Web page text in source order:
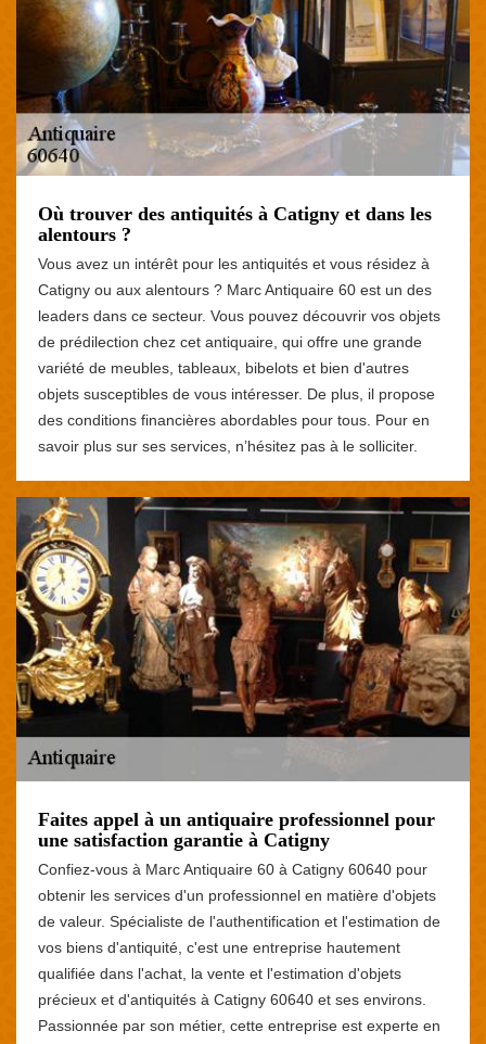
Où trouver des antiquités à Catigny et dans les
alentours ?
Vous avez un intérêt pour les antiquités et vous résidez à
Catigny ou aux alentours ? Marc Antiquaire 60 est un des
leaders dans ce secteur. Vous pouvez découvrir vos objets
de prédilection chez cet antiquaire, qui offre une grande
variété de meubles, tableaux, bibelots et bien d'autres
objets susceptibles de vous intéresser. De plus, il propose
des conditions financières abordables pour tous. Pour en
savoir plus sur ses services, n’hésitez pas à le solliciter.
Faites appel à un antiquaire professionnel pour
une satisfaction garantie à Catigny
Confiez-vous à Marc Antiquaire 60 à Catigny 60640 pour
obtenir les services d'un professionnel en matière d'objets
de valeur. Spécialiste de l'authentification et l'estimation de
vos biens d'antiquité, c'est une entreprise hautement
qualifiée dans l'achat, la vente et l'estimation d'objets
précieux et d'antiquités à Catigny 60640 et ses environs.
Passionnée par son métier, cette entreprise est experte en